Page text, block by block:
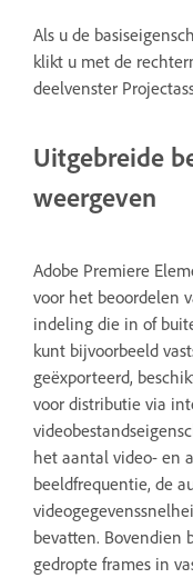
Als u de
klikt u met de
deelvenster
Uitgebreide
weergeven
Adobe Premiere
voor het beoordelen
indeling die in of
kunt bijvoorbeeld
geëxporteerd,
voor distributie via
het aantal video- en
beeldfrequentie, de
bevatten. Bovendien
gedropte frames in